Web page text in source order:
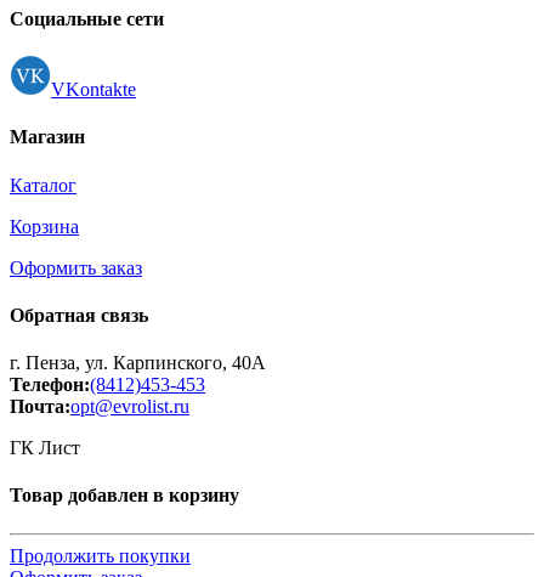
Регистрация
Социальные сети
VKontakte
Магазин
Каталог
Корзина
Оформить заказ
Обратная связь
г. Пенза, ул. Карпинского, 40А
Телефон:(8412)453-453
Почта:opt@evrolist.ru
ГК Лист
Товар добавлен в корзину
Продолжить покупки